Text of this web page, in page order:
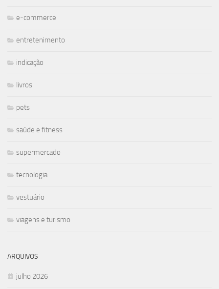
e-commerce
entretenimento
indicação
livros
pets
saúde e fitness
supermercado
tecnologia
vestuário
viagens e turismo
ARQUIVOS
julho 2026